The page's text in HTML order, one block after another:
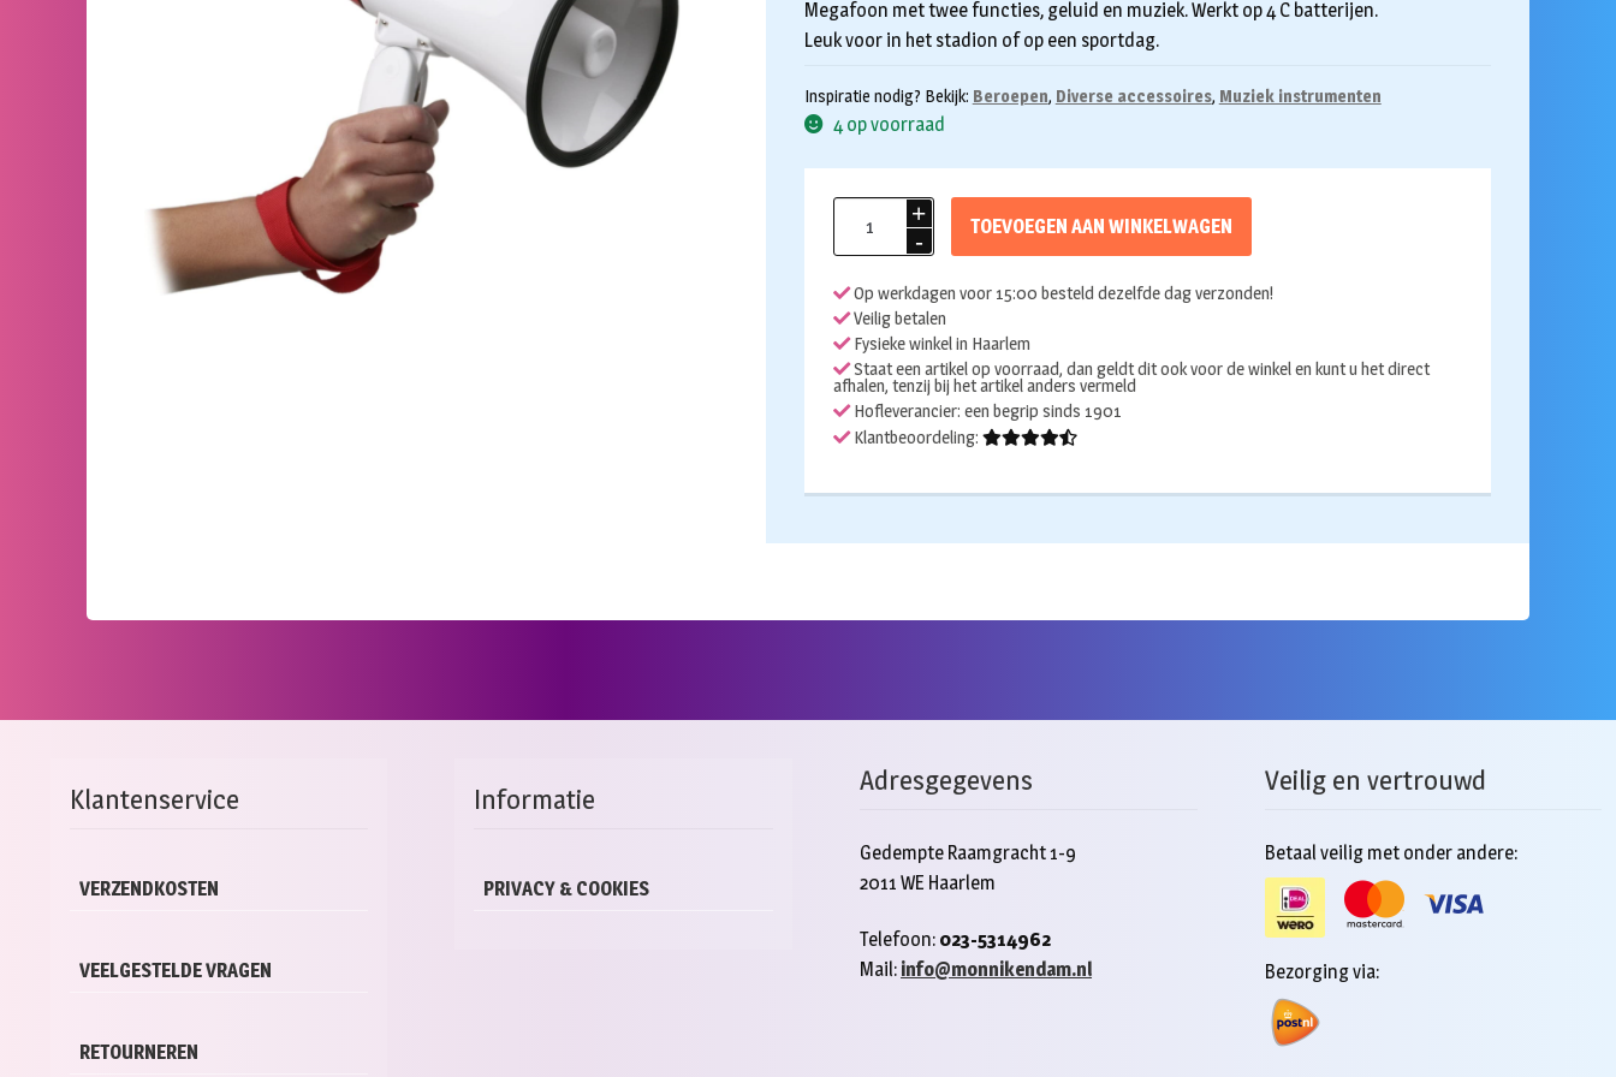
Megafoon met twee functies, geluid en muziek. Werkt op 4 C batterijen.
Leuk voor in het stadion of op een sportdag.
Inspiratie nodig? Bekijk: Beroepen, Diverse accessoires, Muziek instrumenten
4 op voorraad
Megafoon
aantal
TOEVOEGEN AAN WINKELWAGEN
Op werkdagen voor 15:00 besteld dezelfde dag verzonden!
Veilig betalen
Fysieke winkel in Haarlem
Staat een artikel op voorraad, dan geldt dit ook voor de winkel en kunt u het direct
afhalen, tenzij bij het artikel anders vermeld
Hofleverancier: een begrip sinds 1901
Klantbeoordeling:
Klantenservice
VERZENDKOSTEN
VEELGESTELDE VRAGEN
RETOURNEREN
Informatie
PRIVACY & COOKIES
Adresgegevens
Gedempte Raamgracht 1-9
2011 WE Haarlem
Telefoon: 023-5314962
Mail: info@monnikendam.nl
Veilig en vertrouwd
Betaal veilig met onder andere:
Bezorging via: